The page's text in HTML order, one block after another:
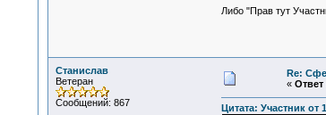
Либо "Прав тут
Станислав
Ветеран
Сообщений: 867
Re:
« Ответ
Цитата: Участник от